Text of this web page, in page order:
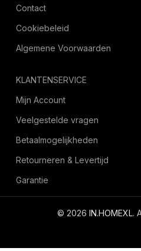
Contact
Cookiebeleid
Algemene Voorwaarden
KLANTENSERVICE
Mijn Account
Veelgestelde vragen
Betaalmogelijkheden
Retourneren & Levertijd
Garantie
© 2026 IN.HOMEXL.